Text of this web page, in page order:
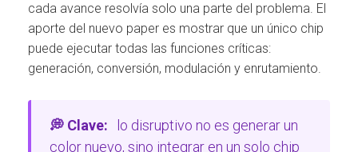
cada avance resolvía solo una parte del problema. El
aporte del nuevo paper es mostrar que un único chip
puede ejecutar todas las funciones críticas:
generación, conversión, modulación y enrutamiento.
💭 Clave:
lo disruptivo no es generar un
color nuevo, sino integrar en un solo chip